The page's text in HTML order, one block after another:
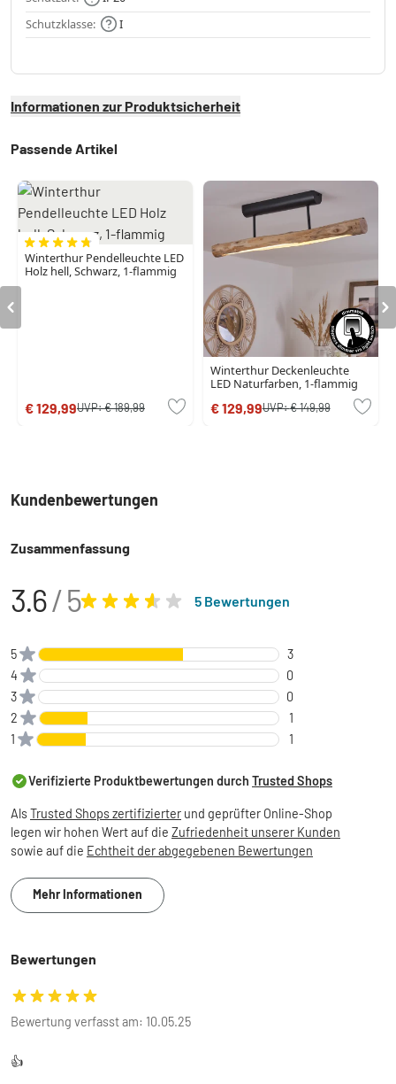
Schutzklasse:
I
Informationen zur Produktsicherheit
Passende Artikel
Winterthur Pendelleuchte LED
Holz hell, Schwarz, 1-flammig
€ 129,99UVP:€ 189,99
Winterthur Deckenleuchte
LED Naturfarben, 1-flammig
€ 129,99UVP:€ 149,99
Kundenbewertungen
Zusammenfassung
3.6/ 5 5 Bewertungen
5
3
4
0
3
0
2
1
1
1
Verifizierte Produktbewertungen durch Trusted Shops
AlsTrusted Shops zertifizierter und geprüfter Online-Shop
legen wir hohen Wert auf die Zufriedenheit unserer Kunden
sowie auf die Echtheit der abgegebenen Bewertungen
Mehr Informationen
Bewertungen
Bewertung verfasst am: 10.05.25
👍